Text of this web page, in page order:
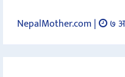
NepalMother.com | ७